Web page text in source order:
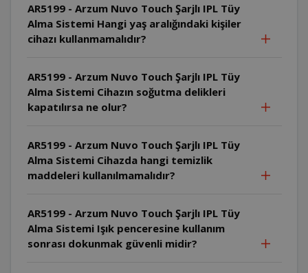
AR5199 - Arzum Nuvo Touch Şarjlı IPL Tüy
Alma Sistemi Hangi yaş aralığındaki kişiler
cihazı kullanmamalıdır?
AR5199 - Arzum Nuvo Touch Şarjlı IPL Tüy
Alma Sistemi Cihazın soğutma delikleri
kapatılırsa ne olur?
AR5199 - Arzum Nuvo Touch Şarjlı IPL Tüy
Alma Sistemi Cihazda hangi temizlik
maddeleri kullanılmamalıdır?
AR5199 - Arzum Nuvo Touch Şarjlı IPL Tüy
Alma Sistemi Işık penceresine kullanım
sonrası dokunmak güvenli midir?